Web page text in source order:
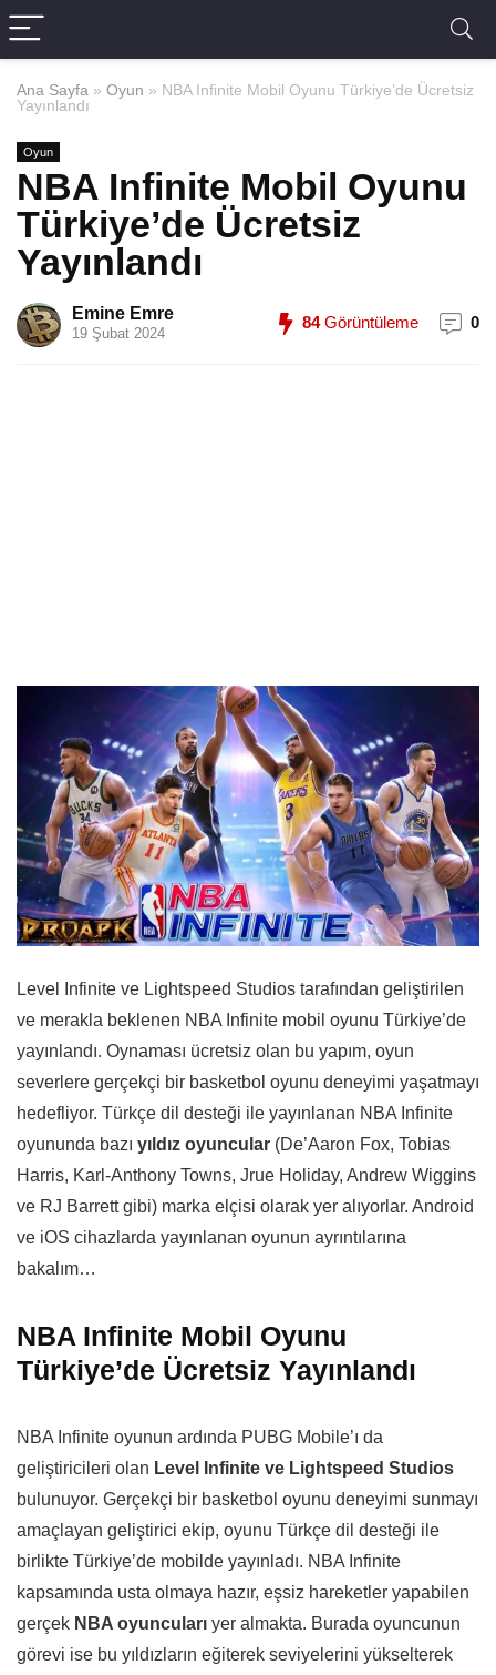
Ana Sayfa » Oyun » NBA Infinite Mobil Oyunu Türkiye’de Ücretsiz
Yayınlandı
Oyun
NBA Infinite Mobil Oyunu
Türkiye’de Ücretsiz
Yayınlandı
Emine Emre
19 Şubat 2024
84Görüntüleme 0
Level Infinite ve Lightspeed Studios tarafından geliştirilen
ve merakla beklenen NBA Infinite mobil oyunu Türkiye’de
yayınlandı. Oynaması ücretsiz olan bu yapım, oyun
severlere gerçekçi bir basketbol oyunu deneyimi yaşatmayı
hedefliyor. Türkçe dil desteği ile yayınlanan NBA Infinite
oyununda bazı yıldız oyuncular (De’Aaron Fox, Tobias
Harris, Karl-Anthony Towns, Jrue Holiday, Andrew Wiggins
ve RJ Barrett gibi) marka elçisi olarak yer alıyorlar. Android
ve iOS cihazlarda yayınlanan oyunun ayrıntılarına
bakalım…
NBA Infinite Mobil Oyunu
Türkiye’de Ücretsiz Yayınlandı
NBA Infinite oyunun ardında PUBG Mobile’ı da
geliştiricileri olan Level Infinite ve Lightspeed Studios
bulunuyor. Gerçekçi bir basketbol oyunu deneyimi sunmayı
amaçlayan geliştirici ekip, oyunu Türkçe dil desteği ile
birlikte Türkiye’de mobilde yayınladı. NBA Infinite
kapsamında usta olmaya hazır, eşsiz hareketler yapabilen
gerçek NBA oyuncuları yer almakta. Burada oyuncunun
görevi ise bu yıldızların eğiterek seviyelerini yükselterek